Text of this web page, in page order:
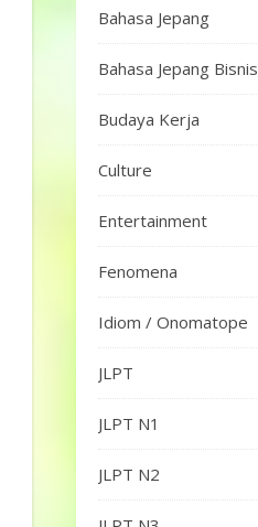
Bahasa Jepang
Bahasa Jepang Bisnis
Budaya Kerja
Culture
Entertainment
Fenomena
Idiom / Onomatope
JLPT
JLPT N1
JLPT N2